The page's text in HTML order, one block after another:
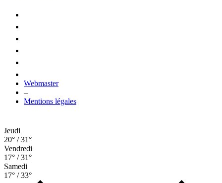
Webmaster
–
Mentions légales
Jeudi
20° / 31°
Vendredi
17° / 31°
Samedi
17° / 33°